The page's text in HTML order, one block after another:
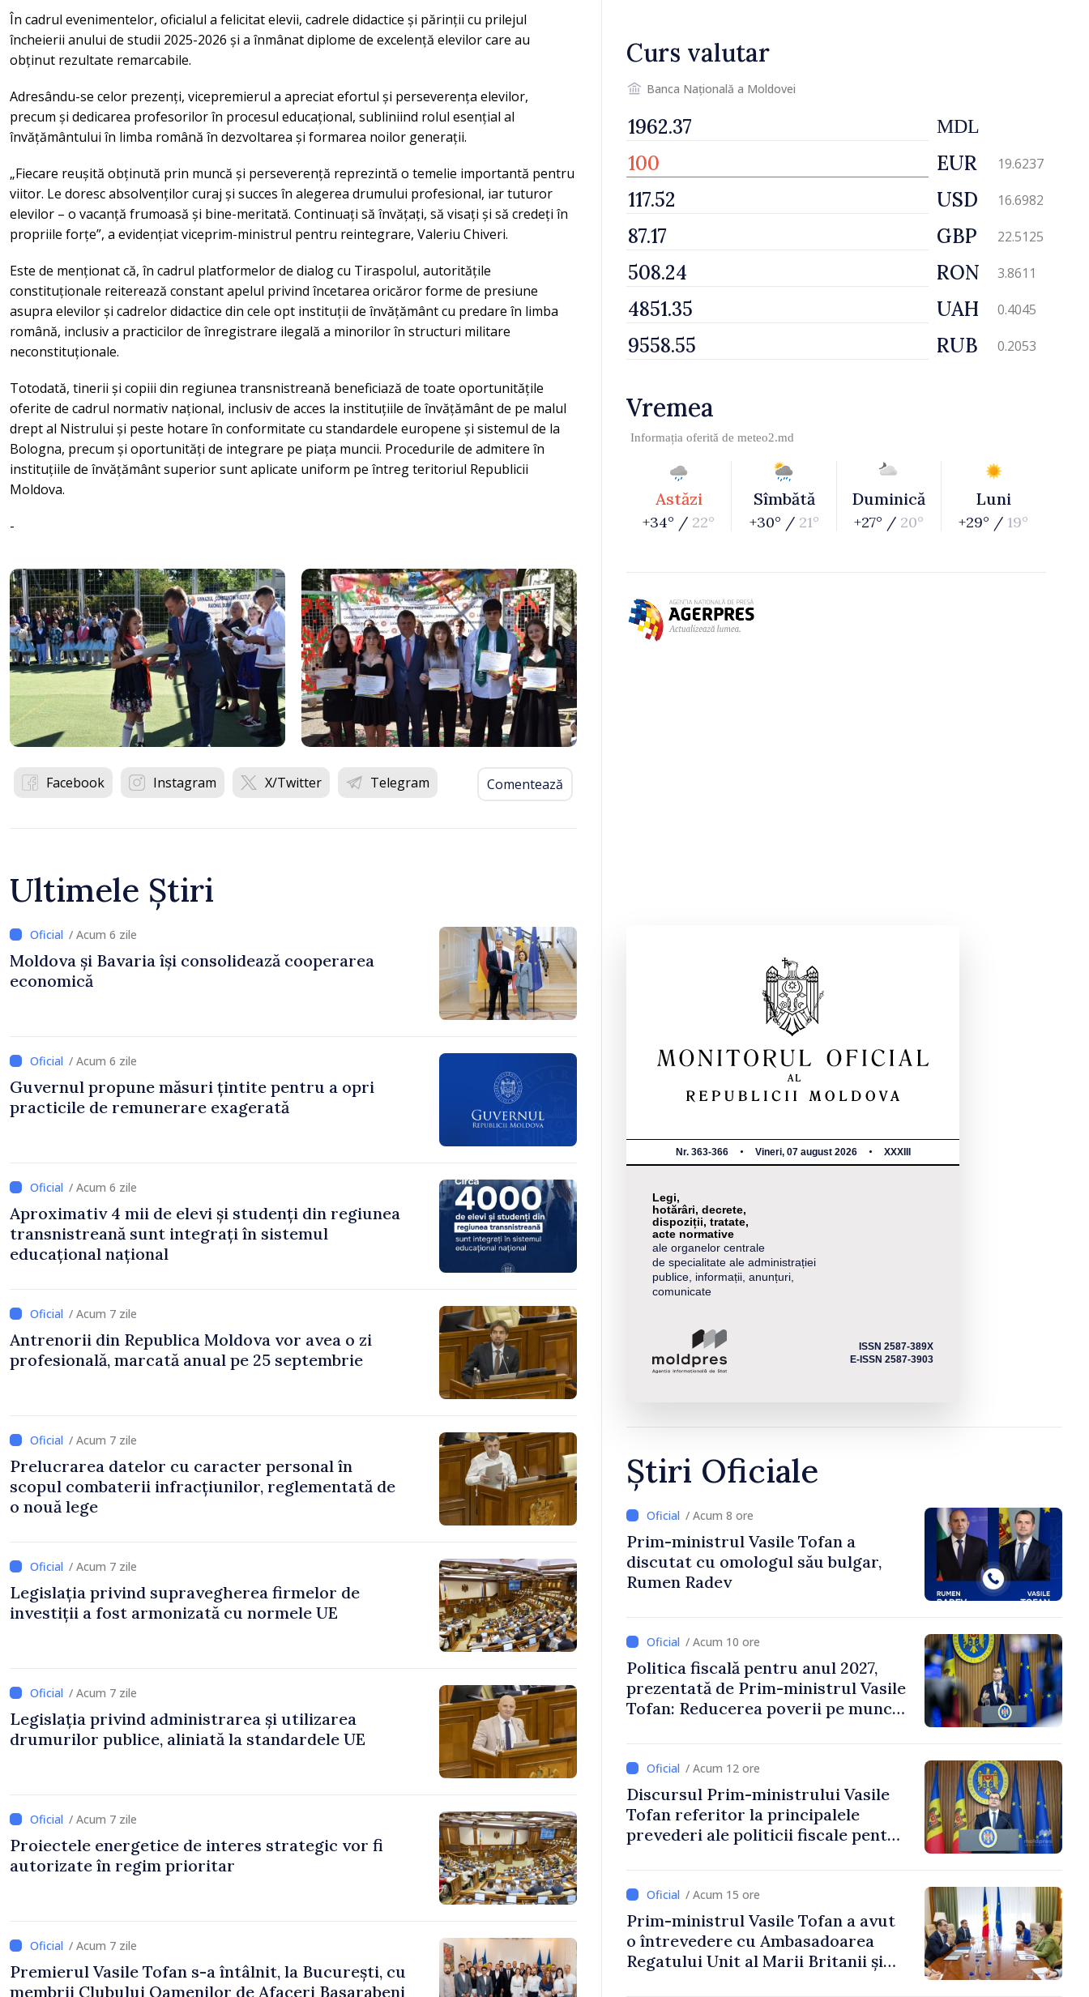
În cadrul evenimentelor, oficialul a felicitat elevii, cadrele didactice și părinții cu prilejul
încheierii anului de studii 2025-2026 și a înmânat diplome de excelență elevilor care au
obținut rezultate remarcabile.
Adresându-se celor prezenți, vicepremierul a apreciat efortul și perseverența elevilor,
precum și dedicarea profesorilor în procesul educațional, subliniind rolul esențial al
învățământului în limba română în dezvoltarea și formarea noilor generații.
„Fiecare reușită obținută prin muncă și perseverență reprezintă o temelie importantă pentru
viitor. Le doresc absolvenților curaj și succes în alegerea drumului profesional, iar tuturor
elevilor – o vacanță frumoasă și bine-meritată. Continuați să învățați, să visați și să credeți în
propriile forțe”, a evidențiat viceprim-ministrul pentru reintegrare, Valeriu Chiveri.
Este de menționat că, în cadrul platformelor de dialog cu Tiraspolul, autoritățile
constituționale reiterează constant apelul privind încetarea oricăror forme de presiune
asupra elevilor și cadrelor didactice din cele opt instituții de învățământ cu predare în limba
română, inclusiv a practicilor de înregistrare ilegală a minorilor în structuri militare
neconstituționale.
Totodată, tinerii și copiii din regiunea transnistreană beneficiază de toate oportunitățile
oferite de cadrul normativ național, inclusiv de acces la instituțiile de învățământ de pe malul
drept al Nistrului și peste hotare în conformitate cu standardele europene și sistemul de la
Bologna, precum și oportunități de integrare pe piața muncii. Procedurile de admitere în
instituțiile de învățământ superior sunt aplicate uniform pe întreg teritoriul Republicii
Moldova.
-
Facebook Instagram X/Twitter Telegram Comentează
Ultimele Știri
/ Acum 6 zile
Moldova și Bavaria își consolidează cooperarea
economică
/ Acum 6 zile
Guvernul propune măsuri țintite pentru a opri
practicile de remunerare exagerată
/ Acum 6 zile
Aproximativ 4 mii de elevi și studenți din regiunea
transnistreană sunt integrați în sistemul
educațional național
/ Acum 7 zile
Antrenorii din Republica Moldova vor avea o zi
profesională, marcată anual pe 25 septembrie
/ Acum 7 zile
Prelucrarea datelor cu caracter personal în
scopul combaterii infracțiunilor, reglementată de
o nouă lege
/ Acum 7 zile
Legislația privind supravegherea firmelor de
investiții a fost armonizată cu normele UE
/ Acum 7 zile
Legislația privind administrarea și utilizarea
drumurilor publice, aliniată la standardele UE
/ Acum 7 zile
Proiectele energetice de interes strategic vor fi
autorizate în regim prioritar
/ Acum 7 zile
Premierul Vasile Tofan s-a întâlnit, la București, cu
membrii Clubului Oamenilor de Afaceri Basarabeni
Curs valutar
Banca Națională a Moldovei
MDL
EUR 19.6237
USD 16.6982
GBP 22.5125
RON 3.8611
UAH 0.4045
RUB 0.2053
Vremea
Informația oferită de meteo2.md
Astăzi
+34° / 22°
Sîmbătă
+30° / 21°
Duminică
+27° / 20°
Luni
+29° / 19°
Nr. 363-366 Vineri, 07 august 2026 XXXIII
Legi,
hotărâri, decrete,
dispoziții, tratate,
acte normative
ale organelor centrale
de specialitate ale administrației
publice, informații, anunțuri,
comunicate
ISSN 2587-389X
E-ISSN 2587-3903
Știri Oficiale
/ Acum 8 ore
Prim-ministrul Vasile Tofan a
discutat cu omologul său bulgar,
Rumen Radev
/ Acum 10 ore
Politica fiscală pentru anul 2027,
prezentată de Prim-ministrul Vasile
Tofan: Reducerea poverii pe muncă,
/ Acum 12 ore
Discursul Prim-ministrului Vasile
Tofan referitor la principalele
prevederi ale politicii fiscale pentru
/ Acum 15 ore
Prim-ministrul Vasile Tofan a avut
o întrevedere cu Ambasadoarea
Regatului Unit al Marii Britanii și